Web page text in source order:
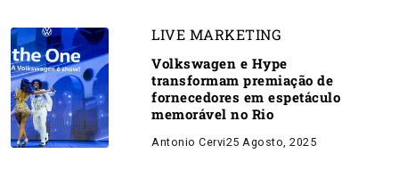
LIVE MARKETING
Volkswagen e Hype
transformam premiação de
fornecedores em espetáculo
memorável no Rio
Antonio Cervi25 Agosto, 2025